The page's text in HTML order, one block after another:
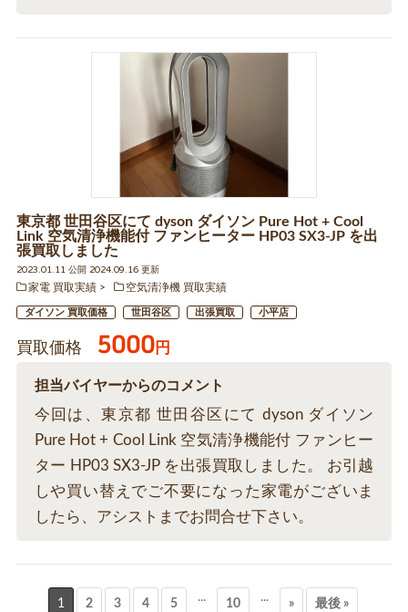
東京都 世田谷区にて dyson ダイソン Pure Hot + Cool
Link 空気清浄機能付 ファンヒーター HP03 SX3-JP を出
張買取しました
2023.01.11 公開 2024.09.16 更新
家電 買取実績
空気清浄機 買取実績
ダイソン 買取価格 世田谷区 出張買取 小平店
買取価格 5000円
担当バイヤーからのコメント
今回は、東京都 世田谷区にて dyson ダイソン
Pure Hot + Cool Link 空気清浄機能付 ファンヒー
ター HP03 SX3-JP を出張買取しました。 お引越
しや買い替えでご不要になった家電がございま
したら、アシストまでお問合せ下さい。
1 2 3 4 5 ... 10 ... » 最後 »